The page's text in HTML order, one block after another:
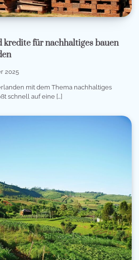
kredite für nachhaltiges bauen
2025
mit dem Thema nachhaltiges
schnell auf eine […]